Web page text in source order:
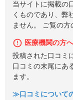
当サイトに掲載の
くものであり、弊
ません。 ご覧の方
医療機関の方へ
投稿された口コミ
口コミの末尾にあ
ます。
≫口コミについて